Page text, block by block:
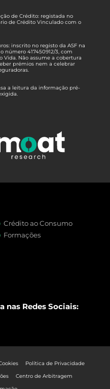
de Crédito: registada no
de Crédito Vinculado com o
inscrito no registo da ASF na
número 417450912/3, com
Vida. Não assume a cobertura
prémios nem a celebrar
a leitura da informação pré-
Crédito ao Consumo
Formações
nas Redes Sociais:
Política de Privacidade
Centro de Arbitragem